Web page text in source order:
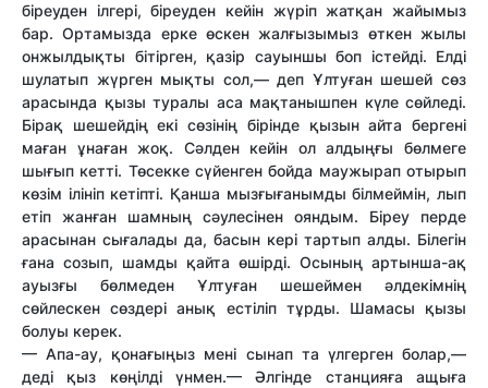
біреуден ілгері, біреуден кейін жүріп жатқан жайымыз
бар. Ортамызда ерке өскен жалғызымыз өткен жылы
онжылдықты бітірген, қазір сауыншы боп істейді. Елді
шулатып жүрген мықты сол,— деп Ұлтуған шешей сөз
арасында қызы туралы аса мақтанышпен күле сөйледі.
Бірақ шешейдің екі сөзінің бірінде қызын айта бергені
маған ұнаған жоқ. Сәлден кейін ол алдыңғы бөлмеге
шығып кетті. Төсекке сүйенген бойда маужырап отырып
көзім ілініп кетіпті. Қанша мызғығанымды білмеймін, лып
етіп жанған шамның сәулесінен ояндым. Біреу перде
арасынан сығалады да, басын кері тартып алды. Білегін
ғана созып, шамды қайта өшірді. Осының артынша-ақ
ауызғы бөлмеден Ұлтуған шешеймен әлдекімнің
сөйлескен сөздері анық естіліп тұрды. Шамасы қызы
болуы керек.
— Апа-ау, қонағыңыз мені сынап та үлгерген болар,—
деді қыз көңілді үнмен.— Әлгінде станцияға ащыға